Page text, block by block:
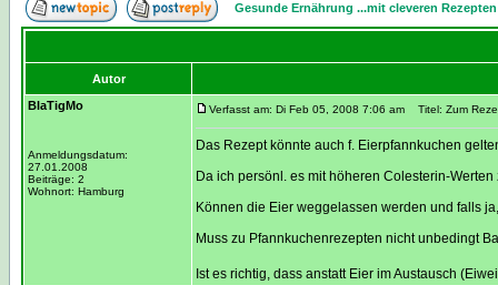
Gesunde Ernährung ...mit cleveren
Autor
BlaTigMo
Anmeldungsdatum:
27.01.2008
Beiträge: 2
Wohnort: Hamburg
Verfasst am: Di Feb 05, 2008 7:06 am Titel: Zum
Das Rezept könnte auch f. Eierpfannkuchen
Da ich persönl. es mit höheren Colesterin-
Können die Eier weggelassen werden und falls
Muss zu Pfannkuchenrezepten nicht unbedingt
Ist es richtig, dass anstatt Eier im Austausch